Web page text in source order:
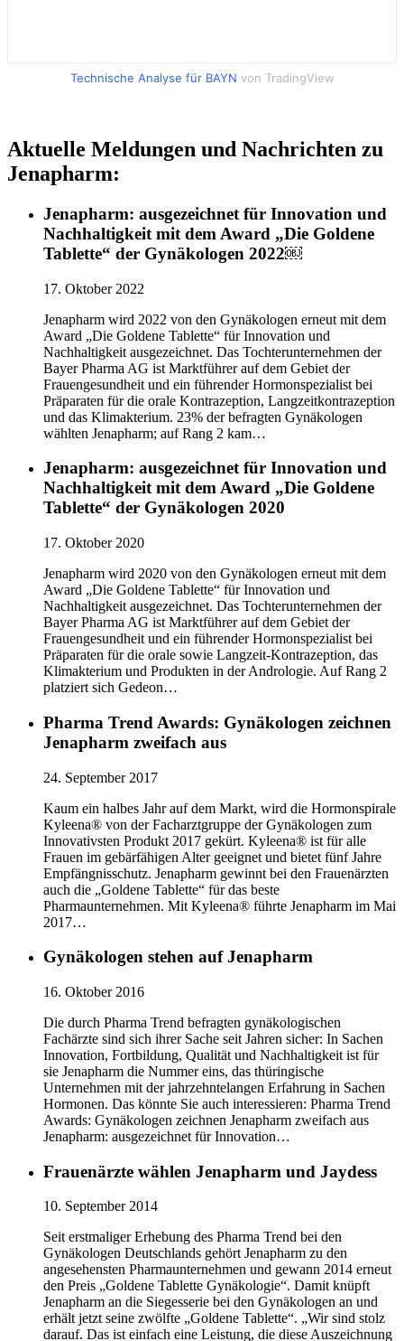
Technische Analyse für BAYN von TradingView
Aktuelle Meldungen und Nachrichten zu
Jenapharm:
Jenapharm: ausgezeichnet für Innovation und
Nachhaltigkeit mit dem Award „Die Goldene
Tablette“ der Gynäkologen 2022￼
17. Oktober 2022
Jenapharm wird 2022 von den Gynäkologen erneut mit dem
Award „Die Goldene Tablette“ für Innovation und
Nachhaltigkeit ausgezeichnet. Das Tochterunternehmen der
Bayer Pharma AG ist Marktführer auf dem Gebiet der
Frauengesundheit und ein führender Hormonspezialist bei
Präparaten für die orale Kontrazeption, Langzeitkontrazeption
und das Klimakterium. 23% der befragten Gynäkologen
wählten Jenapharm; auf Rang 2 kam…
Jenapharm: ausgezeichnet für Innovation und
Nachhaltigkeit mit dem Award „Die Goldene
Tablette“ der Gynäkologen 2020
17. Oktober 2020
Jenapharm wird 2020 von den Gynäkologen erneut mit dem
Award „Die Goldene Tablette“ für Innovation und
Nachhaltigkeit ausgezeichnet. Das Tochterunternehmen der
Bayer Pharma AG ist Marktführer auf dem Gebiet der
Frauengesundheit und ein führender Hormonspezialist bei
Präparaten für die orale sowie Langzeit-Kontrazeption, das
Klimakterium und Produkten in der Andrologie. Auf Rang 2
platziert sich Gedeon…
Pharma Trend Awards: Gynäkologen zeichnen
Jenapharm zweifach aus
24. September 2017
Kaum ein halbes Jahr auf dem Markt, wird die Hormonspirale
Kyleena® von der Facharztgruppe der Gynäkologen zum
Innovativsten Produkt 2017 gekürt. Kyleena® ist für alle
Frauen im gebärfähigen Alter geeignet und bietet fünf Jahre
Empfängnisschutz. Jenapharm gewinnt bei den Frauenärzten
auch die „Goldene Tablette“ für das beste
Pharmaunternehmen. Mit Kyleena® führte Jenapharm im Mai
2017…
Gynäkologen stehen auf Jenapharm
16. Oktober 2016
Die durch Pharma Trend befragten gynäkologischen
Fachärzte sind sich ihrer Sache seit Jahren sicher: In Sachen
Innovation, Fortbildung, Qualität und Nachhaltigkeit ist für
sie Jenapharm die Nummer eins, das thüringische
Unternehmen mit der jahrzehntelangen Erfahrung in Sachen
Hormonen. Das könnte Sie auch interessieren: Pharma Trend
Awards: Gynäkologen zeichnen Jenapharm zweifach aus
Jenapharm: ausgezeichnet für Innovation…
Frauenärzte wählen Jenapharm und Jaydess
10. September 2014
Seit erstmaliger Erhebung des Pharma Trend bei den
Gynäkologen Deutschlands gehört Jenapharm zu den
angesehensten Pharmaunternehmen und gewann 2014 erneut
den Preis „Goldene Tablette Gynäkologie“. Damit knüpft
Jenapharm an die Siegesserie bei den Gynäkologen an und
erhält jetzt seine zwölfte „Goldene Tablette“. „Wir sind stolz
darauf. Das ist einfach eine Leistung, die diese Auszeichnung